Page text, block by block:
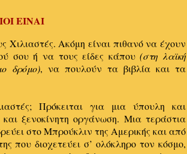
ΕΙΝΑΙ
Χιλιαστές. Ακόμη είναι πιθανό να έχουν
σου ή να τους είδες κάπου(στη λαϊκή
δρόμο), να πουλούν τα βιβλία και τα
Πρόκειται για μια ύπουλη και
ξενοκίνητη οργάνωση. Μια τεράστια
στο Μπρούκλιν της Αμερικής και από
που διοχετεύει σ’ ολόκληρο τον κόσμο,